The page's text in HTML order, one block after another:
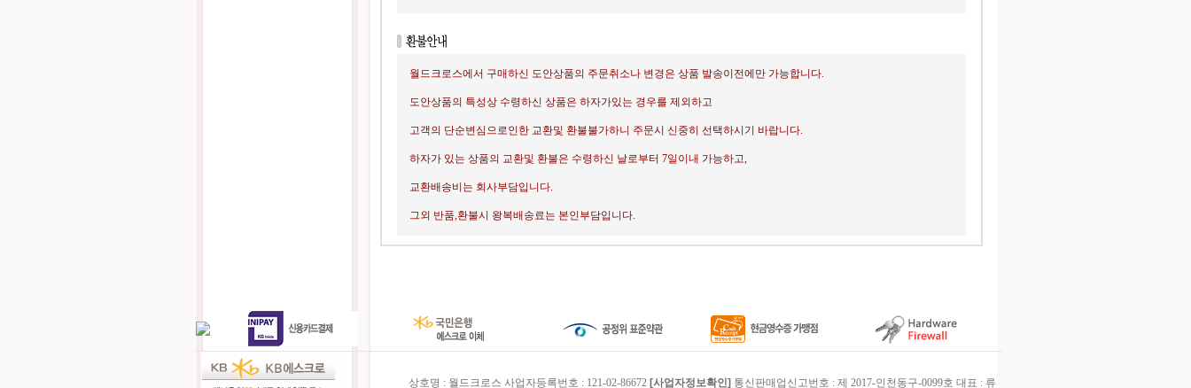
월드크로스에서 구매하신 도안상품의 주문취소나 변경은 상품 발송이전에만 가능합니다.
도안상품의 특성상 수령하신 상품은 하자가있는 경우를 제외하고
고객의 단순변심으로인한 교환및 환불불가하니 주문시 신중히 선택하시기 바랍니다.
하자가 있는 상품의 교환및 환불은 수령하신 날로부터 7일이내 가능하고,
교환배송비는 회사부담입니다.
그외 반품,환불시 왕복배송료는 본인부담입니다.
상호명 : 월드크로스 사업자등록번호 : 121-02-86672 [사업자정보확인] 통신판매업신고번호 : 제 2017-인천동구-0099호 대표 : 류